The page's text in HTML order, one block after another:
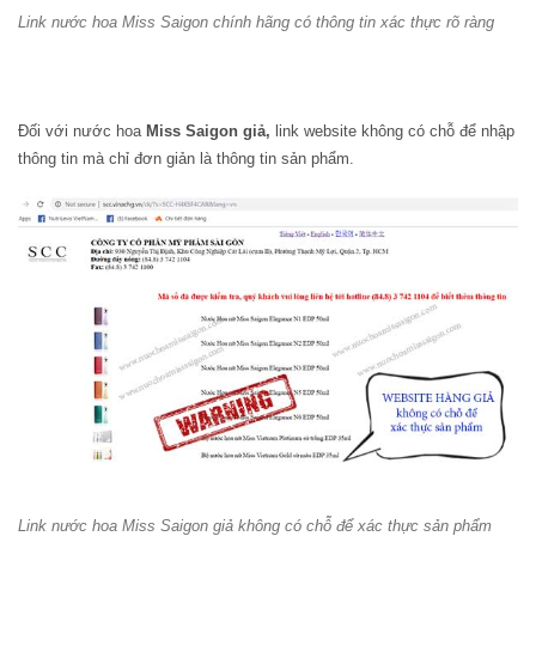
Link nước hoa Miss Saigon chính hãng có thông tin xác thực rõ ràng
Đối với nước hoa Miss Saigon giả, link website không có chỗ để nhập
thông tin mà chỉ đơn giản là thông tin sản phẩm.
Link nước hoa Miss Saigon giả không có chỗ để xác thực sản phẩm